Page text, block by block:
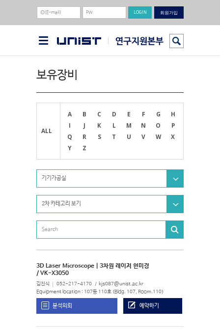
회원가입
보유장비
ALL
A B C D E F G
H
I
J K L M N O
P
Q
R S T U V W
X
Y
Z
기기가공실
2차 카테고리 보기
3D Laser Microscope | 3차원 레이저 현미경
/ VK-X3050
김진식 052-217-4170 kjs087@unist.ac.kr
Equipment location : 107동 110호 (Bldg. 107, Room.110)
분석의뢰 예약하기